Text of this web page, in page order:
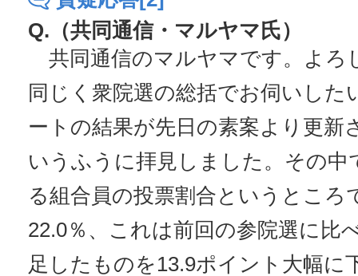
Q.（共同通信・マルヤマ氏）
共同通信のマルヤマです。よろ
同じく衆院選の総括でお伺いした
ートの結果が先日の素案より更新
いうふうに拝見しました。その中
る組合員の投票割合というところ
22.0％、これは前回の参院選に比
足したものを13.9ポイント大幅に